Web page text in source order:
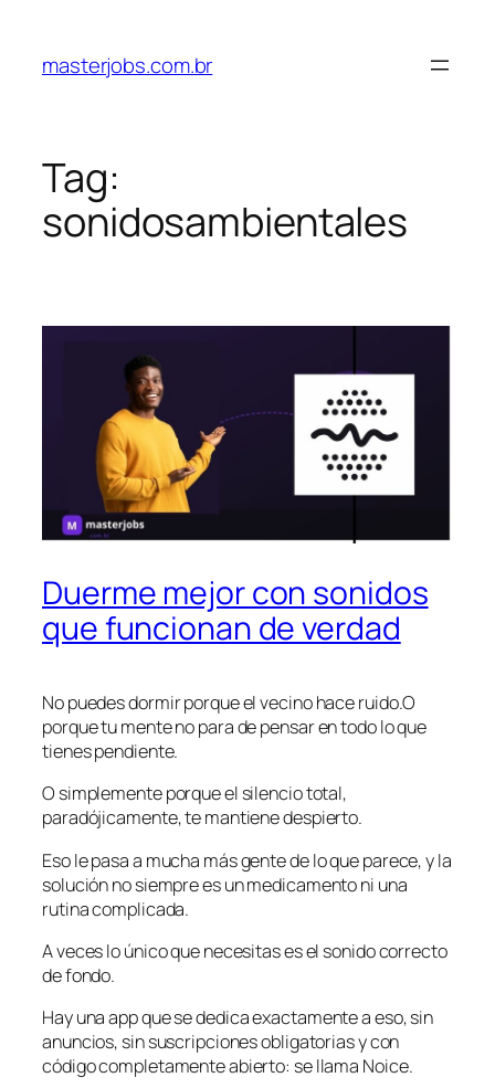
masterjobs.com.br
Tag:
sonidosambientales
Duerme mejor con sonidos
que funcionan de verdad
No puedes dormir porque el vecino hace ruido.O
porque tu mente no para de pensar en todo lo que
tienes pendiente.
O simplemente porque el silencio total,
paradójicamente, te mantiene despierto.
Eso le pasa a mucha más gente de lo que parece, y la
solución no siempre es un medicamento ni una
rutina complicada.
A veces lo único que necesitas es el sonido correcto
de fondo.
Hay una app que se dedica exactamente a eso, sin
anuncios, sin suscripciones obligatorias y con
código completamente abierto: se llama Noice.